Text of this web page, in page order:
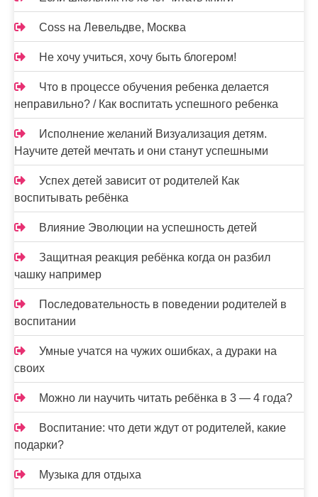
Coss на Левельдве, Москва
Не хочу учиться, хочу быть блогером!
Что в процессе обучения ребенка делается
неправильно? / Как воспитать успешного ребенка
Исполнение желаний Визуализация детям.
Научите детей мечтать и они станут успешными
Успех детей зависит от родителей Как
воспитывать ребёнка
Влияние Эволюции на успешность детей
Защитная реакция ребёнка когда он разбил
чашку например
Последовательность в поведении родителей в
воспитании
Умные учатся на чужих ошибках, а дураки на
своих
Можно ли научить читать ребёнка в 3 — 4 года?
Воспитание: что дети ждут от родителей, какие
подарки?
Музыка для отдыха